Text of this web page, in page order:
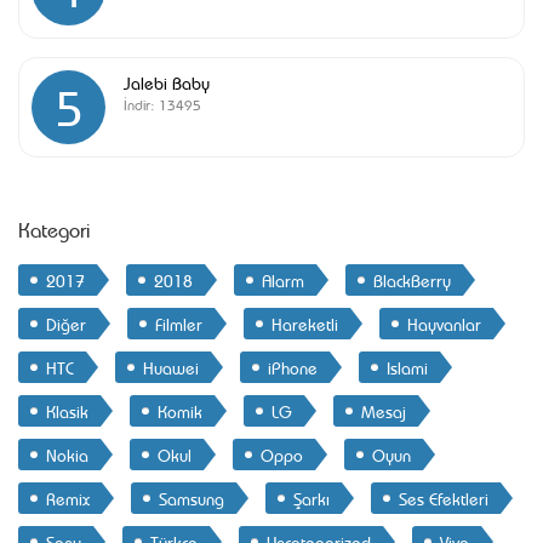
5
Jalebi Baby
İndir: 13495
Kategori
2017 2018 Alarm
BlackBerry
Diğer
Filmler Hareketli
Hayvanlar
HTC
Huawei iPhone
Islami
Klasik
Komik LG
Mesaj
Nokia
Okul Oppo
Oyun
Remix
Samsung Şarkı
Ses Efektleri